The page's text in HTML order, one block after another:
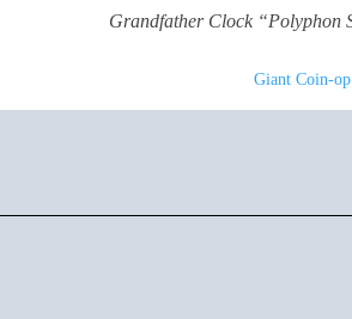
Grandfather Clock “Polyphon
Giant Coin-